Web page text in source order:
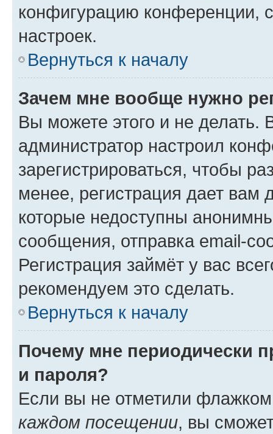
конфигурацию конференции,
настроек.
Вернуться к началу
Зачем мне вообще нужно
Вы можете этого и не делать.
администратор настроил
зарегистрироваться, чтобы
менее, регистрация дает вам
которые недоступны
сообщения, отправка email-
Регистрация займёт у вас
рекомендуем это сделать.
Вернуться к началу
Почему мне периодически
и пароля?
Если вы не отметили
каждом посещении, вы